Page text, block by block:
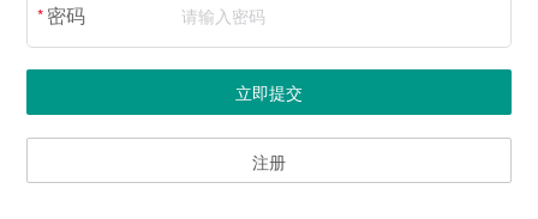
密码
立即提交
注册